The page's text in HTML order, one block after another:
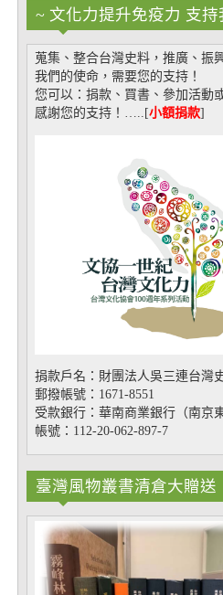
~ 文化力提升免疫力 支
蒐集、整合台灣史料，推廣、振
我們的使命，需要您的支持！
您可以：捐款、買書、參加活動
感謝您的支持！…..[小額捐款]
捐款戶名：財團法人吳三連台灣
郵撥帳號：1671-8551
受款銀行：華南商業銀行（南京
帳號：112-20-062-897-7
臺灣風物叢書清倉大贈送